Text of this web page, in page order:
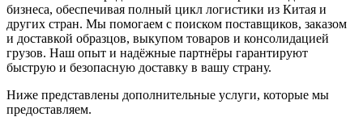
бизнеса, обеспечивая полный цикл логистики из Китая и
других стран. Мы помогаем с поиском поставщиков, заказом
и доставкой образцов, выкупом товаров и консолидацией
грузов. Наш опыт и надёжные партнёры гарантируют
быструю и безопасную доставку в вашу страну.
Ниже представлены дополнительные услуги, которые мы
предоставляем.